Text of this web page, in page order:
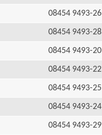
08454 9493-26
08454 9493-28
08454 9493-20
08454 9493-22
08454 9493-25
08454 9493-24
08454 9493-29